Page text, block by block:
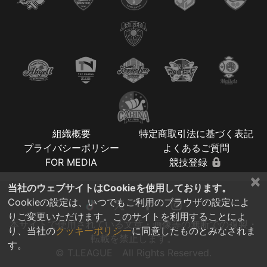
組織概要
特定商取引法に基づく表記
プライバシーポリシー
よくあるご質問
FOR MEDIA
競技登録
本サイトで使用されている文章・画像等の無断での複製・
転載を禁止します。
© T.LEAGUE All Rights Reserved.
×
当社のウェブサイトはCookieを使用しております。
Cookieの設定は、いつでもご利用のブラウザの設定によ
りご変更いただけます。このサイトを利用することによ
り、当社のクッキーポリシーに同意したものとみなされま
す。